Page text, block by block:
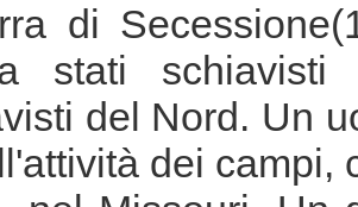
di
stati
del Nord. Un
dei campi,